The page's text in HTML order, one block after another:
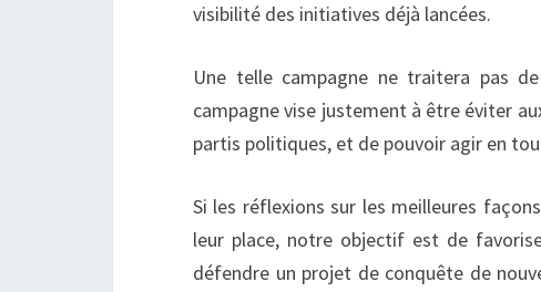
visibilité des initiatives déjà lancées.
Une telle campagne ne traitera pas
campagne vise justement à être éviter
partis politiques, et de pouvoir agir en
Si les réflexions sur les meilleures
leur place, notre objectif est de
défendre un projet de conquête de